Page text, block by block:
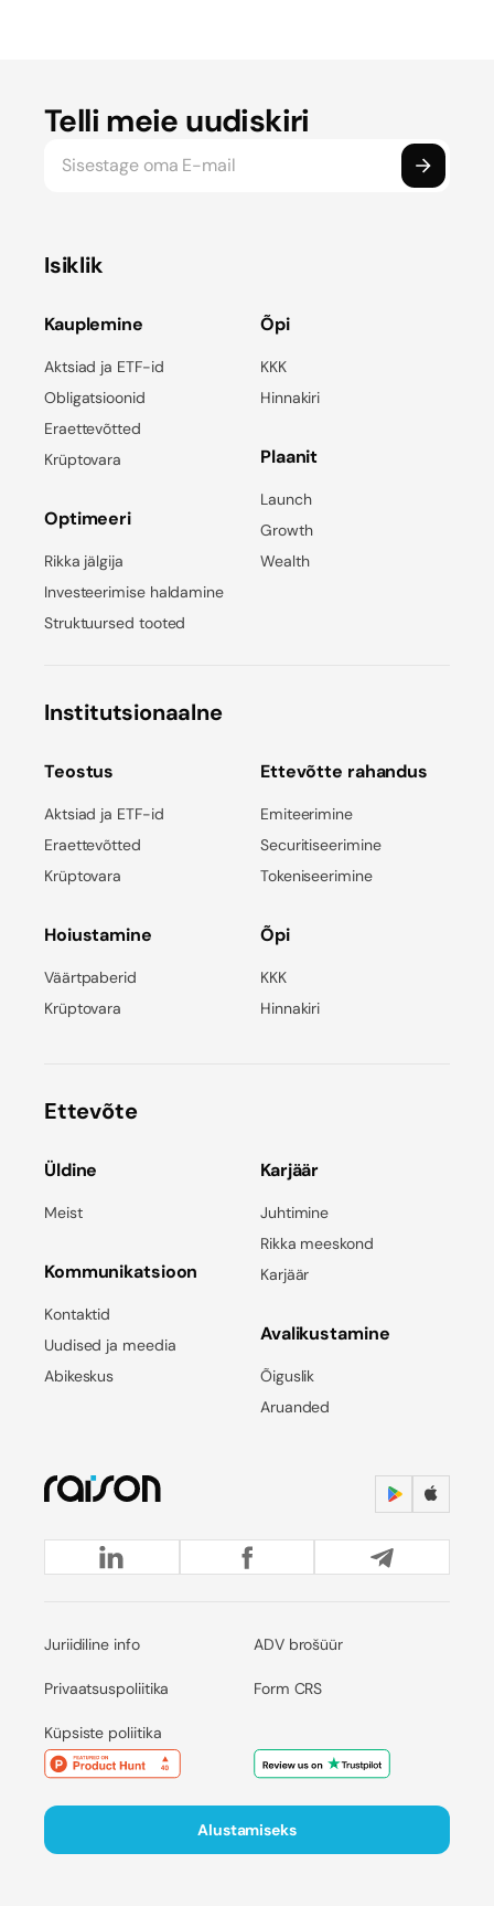
Telli meie uudiskiri
Isiklik
Kauplemine
Aktsiad ja ETF-id
Obligatsioonid
Eraettevõtted
Krüptovara
Optimeeri
Rikka jälgija
Investeerimise haldamine
Struktuursed tooted
Õpi
KKK
Hinnakiri
Plaanit
Launch
Growth
Wealth
Institutsionaalne
Teostus
Aktsiad ja ETF-id
Eraettevõtted
Krüptovara
Hoiustamine
Väärtpaberid
Krüptovara
Ettevõtte rahandus
Emiteerimine
Securitiseerimine
Tokeniseerimine
Õpi
KKK
Hinnakiri
Ettevõte
Üldine
Meist
Kommunikatsioon
Kontaktid
Uudised ja meedia
Abikeskus
Karjäär
Juhtimine
Rikka meeskond
Karjäär
Avalikustamine
Õiguslik
Aruanded
Juriidiline info
Privaatsuspoliitika
Küpsiste poliitika
ADV brošüür
Form CRS
Alustamiseks